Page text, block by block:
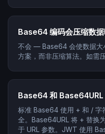
Base64 编码会压缩数据
不会 — Base64 会使数据大
方案，而非压缩算法。如需
Base64 和 Base64URL
标准 Base64 使用 + 和 / 字
全。Base64URL 将 + 替换
于 URL 参数。JWT 使用